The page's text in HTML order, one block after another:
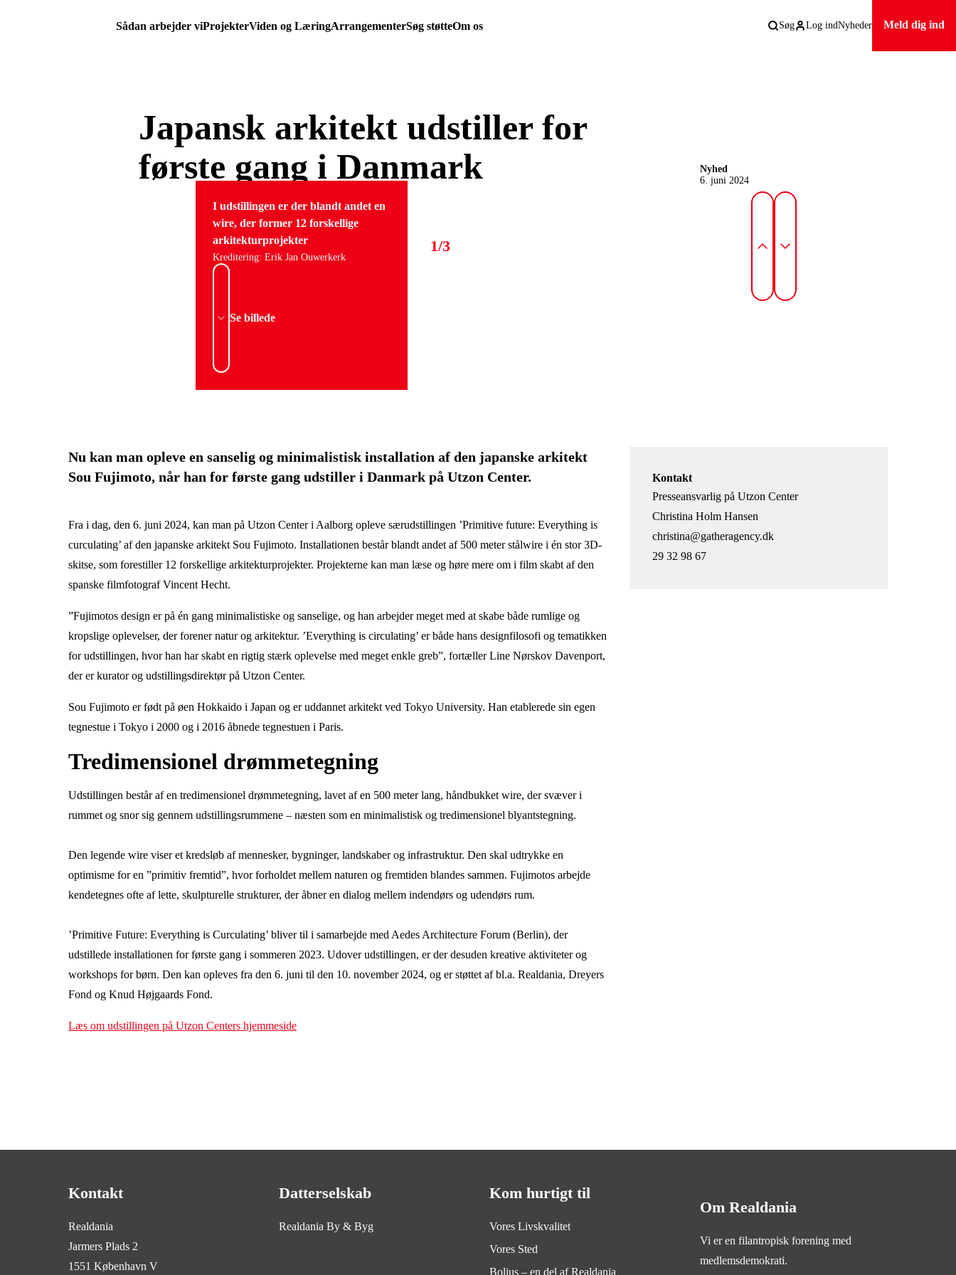
Sådan arbejder viProjekterViden og LæringArrangementerSøg støtteOm os Søg Log indNyheder Meld dig ind
Japansk arkitekt udstiller for
første gang i Danmark
Nyhed
6. juni 2024
I udstillingen er der blandt andet en
wire, der former 12 forskellige
arkitekturprojekter
Kreditering: Erik Jan Ouwerkerk
Se billede
1/3
Nu kan man opleve en sanselig og minimalistisk installation af den japanske arkitekt
Sou Fujimoto, når han for første gang udstiller i Danmark på Utzon Center.
Fra i dag, den 6. juni 2024, kan man på Utzon Center i Aalborg opleve særudstillingen ’Primitive future: Everything is
curculating’ af den japanske arkitekt Sou Fujimoto. Installationen består blandt andet af 500 meter stålwire i én stor 3D-
skitse, som forestiller 12 forskellige arkitekturprojekter. Projekterne kan man læse og høre mere om i film skabt af den
spanske filmfotograf Vincent Hecht.
”Fujimotos design er på én gang minimalistiske og sanselige, og han arbejder meget med at skabe både rumlige og
kropslige oplevelser, der forener natur og arkitektur. ’Everything is circulating’ er både hans designfilosofi og tematikken
for udstillingen, hvor han har skabt en rigtig stærk oplevelse med meget enkle greb”, fortæller Line Nørskov Davenport,
der er kurator og udstillingsdirektør på Utzon Center.
Sou Fujimoto er født på øen Hokkaido i Japan og er uddannet arkitekt ved Tokyo University. Han etablerede sin egen
tegnestue i Tokyo i 2000 og i 2016 åbnede tegnestuen i Paris.
Tredimensionel drømmetegning
Udstillingen består af en tredimensionel drømmetegning, lavet af en 500 meter lang, håndbukket wire, der svæver i
rummet og snor sig gennem udstillingsrummene – næsten som en minimalistisk og tredimensionel blyantstegning.
Den legende wire viser et kredsløb af mennesker, bygninger, landskaber og infrastruktur. Den skal udtrykke en
optimisme for en ”primitiv fremtid”, hvor forholdet mellem naturen og fremtiden blandes sammen. Fujimotos arbejde
kendetegnes ofte af lette, skulpturelle strukturer, der åbner en dialog mellem indendørs og udendørs rum.
’Primitive Future: Everything is Curculating’ bliver til i samarbejde med Aedes Architecture Forum (Berlin), der
udstillede installationen for første gang i sommeren 2023. Udover udstillingen, er der desuden kreative aktiviteter og
workshops for børn. Den kan opleves fra den 6. juni til den 10. november 2024, og er støttet af bl.a. Realdania, Dreyers
Fond og Knud Højgaards Fond.
Læs om udstillingen på Utzon Centers hjemmeside
Kontakt
Presseansvarlig på Utzon Center
Christina Holm Hansen
christina@gatheragency.dk
29 32 98 67
Kontakt
Realdania
Jarmers Plads 2
1551 København V
Datterselskab
Realdania By & Byg
Kom hurtigt til
Vores Livskvalitet
Vores Sted
Bolius – en del af Realdania
Om Realdania
Vi er en filantropisk forening med
medlemsdemokrati.